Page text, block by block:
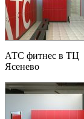
АТС фитнес в ТЦ
Ясенево